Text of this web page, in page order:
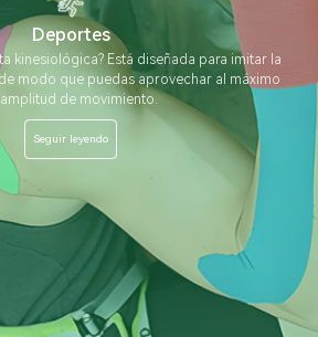
Deportes
kinesiológica? Está diseñada para imitar la
modo que puedas aprovechar al máximo
de movimiento.
Seguir leyendo